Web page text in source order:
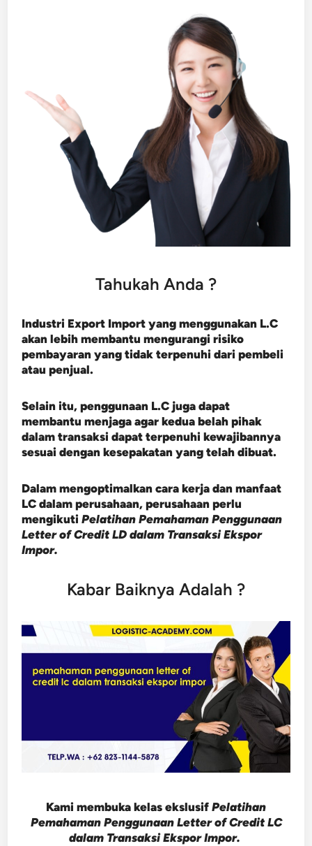
Tahukah Anda ?
Industri Export Import yang menggunakan L.C
akan lebih membantu mengurangi risiko
pembayaran yang tidak terpenuhi dari pembeli
atau penjual.
Selain itu, penggunaan L.C juga dapat
membantu menjaga agar kedua belah pihak
dalam transaksi dapat terpenuhi kewajibannya
sesuai dengan kesepakatan yang telah dibuat.
Dalam mengoptimalkan cara kerja dan manfaat
LC dalam perusahaan, perusahaan perlu
mengikutiPelatihan Pemahaman Penggunaan
Letter of Credit LD dalam Transaksi Ekspor
Impor.
Kabar Baiknya Adalah ?
Kami membuka kelas ekslusif Pelatihan
Pemahaman Penggunaan Letter of Credit LC
dalam Transaksi Ekspor Impor.